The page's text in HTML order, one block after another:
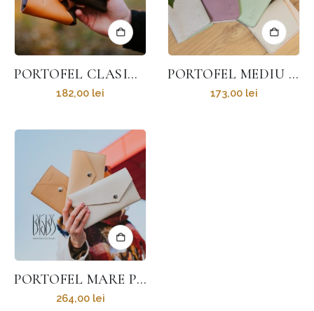
PORTOFEL CLASIC CU DESIGN COMPACT
182,00 lei
PORTOFEL MEDIU CU DESIGN SUBȚIRE
173,00 lei
PORTOFEL MARE PENTRU FEMEI
264,00 lei